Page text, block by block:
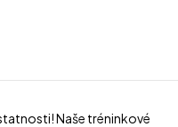
Naše tréninkové